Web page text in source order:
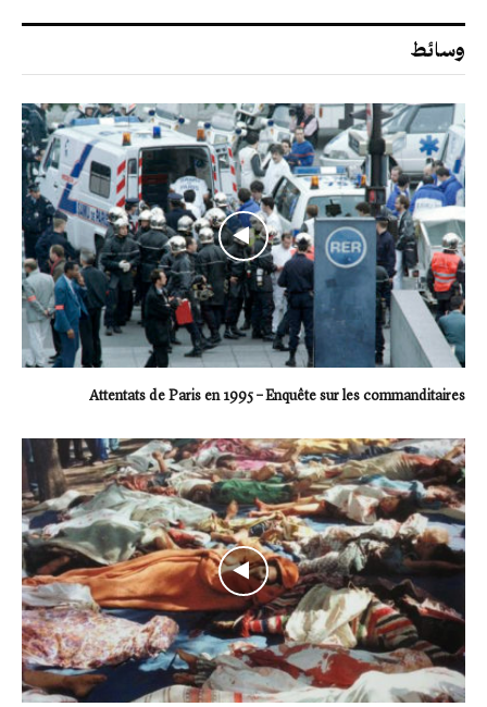
وسائط
Attentats de Paris en 1995 – Enquête sur les commanditaires